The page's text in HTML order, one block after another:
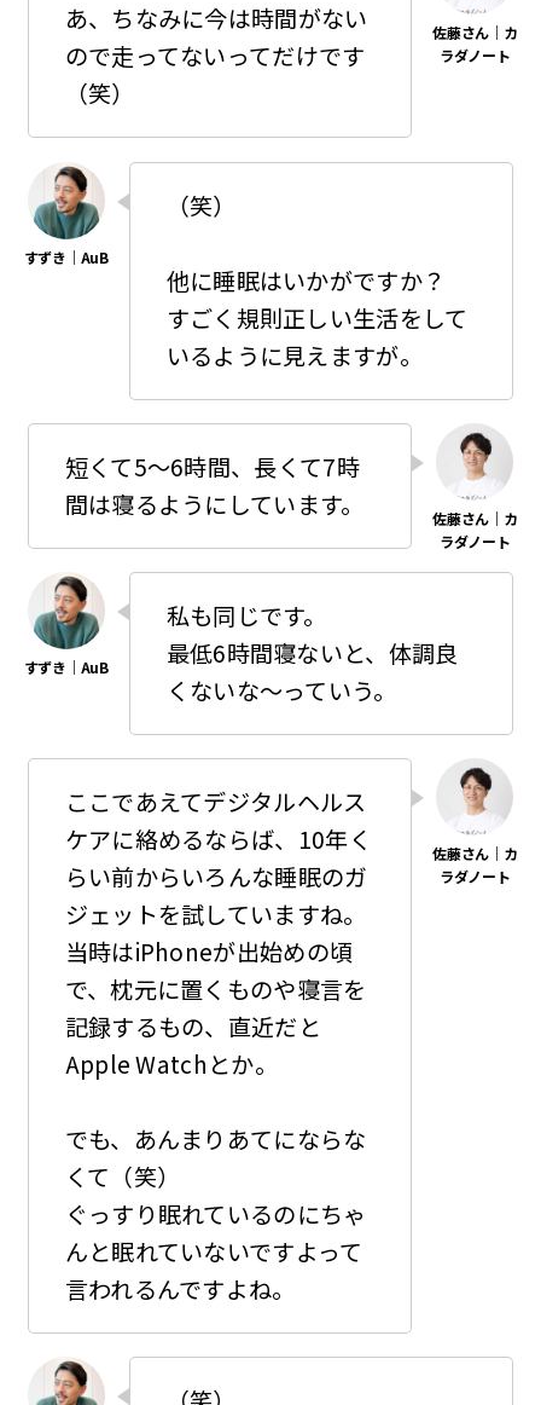
あ、ちなみに今は時間がない
ので走ってないってだけです
（笑）
（笑）
他に睡眠はいかがですか？
すごく規則正しい生活をして
いるように見えますが。
短くて5〜6時間、長くて7時
間は寝るようにしています。
私も同じです。
最低6時間寝ないと、体調良
くないな〜っていう。
ここであえてデジタルヘルス
ケアに絡めるならば、10年く
らい前からいろんな睡眠のガ
ジェットを試していますね。
当時はiPhoneが出始めの頃
で、枕元に置くものや寝言を
記録するもの、直近だと
Apple Watchとか。
でも、あんまりあてにならな
くて（笑）
ぐっすり眠れているのにちゃ
んと眠れていないですよって
言われるんですよね。